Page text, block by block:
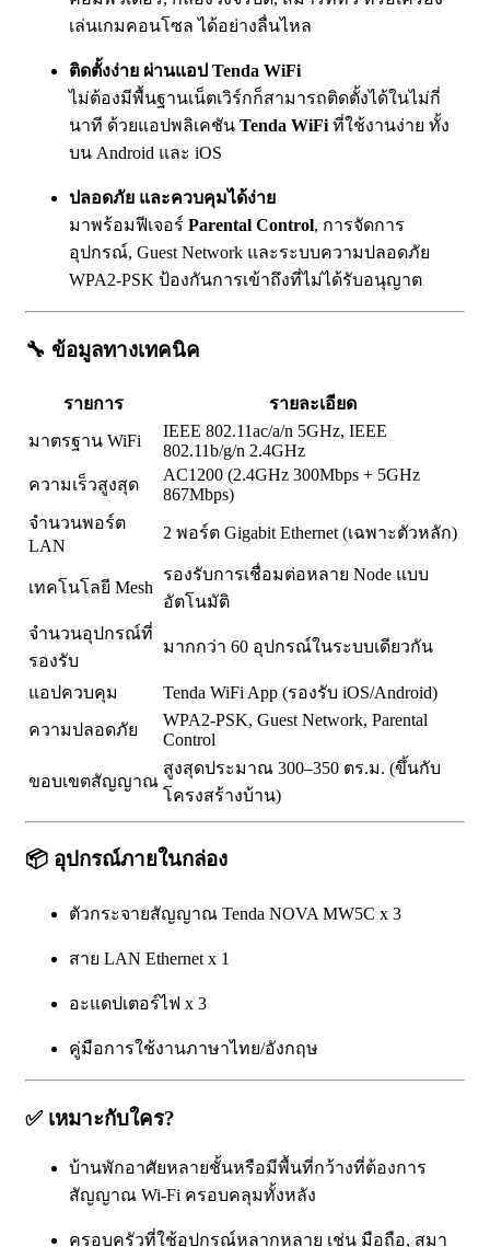
เล่นเกมคอนโซล ได้อย่างลื่นไหล
ติดตั้งง่าย ผ่านแอป Tenda WiFi
ไม่ต้องมีพื้นฐานเน็ตเวิร์กก็สามารถติดตั้งได้ในไม่กี่
นาที ด้วยแอปพลิเคชัน Tenda WiFi ที่ใช้งานง่าย ทั้ง
บน Android และ iOS
ปลอดภัย และควบคุมได้ง่าย
มาพร้อมฟีเจอร์ Parental Control, การจัดการ
อุปกรณ์, Guest Network และระบบความปลอดภัย
WPA2-PSK ป้องกันการเข้าถึงที่ไม่ได้รับอนุญาต
🔧 ข้อมูลทางเทคนิค
รายการ
รายละเอียด
มาตรฐาน WiFi
IEEE 802.11ac/a/n 5GHz, IEEE
802.11b/g/n 2.4GHz
ความเร็วสูงสุด
AC1200 (2.4GHz 300Mbps + 5GHz
867Mbps)
จำนวนพอร์ต
LAN
2 พอร์ต Gigabit Ethernet (เฉพาะตัวหลัก)
เทคโนโลยี Mesh
รองรับการเชื่อมต่อหลาย Node แบบ
อัตโนมัติ
จำนวนอุปกรณ์ที่
รองรับ
มากกว่า 60 อุปกรณ์ในระบบเดียวกัน
แอปควบคุม
Tenda WiFi App (รองรับ iOS/Android)
ความปลอดภัย
WPA2-PSK, Guest Network, Parental
Control
ขอบเขตสัญญาณ
สูงสุดประมาณ 300–350 ตร.ม. (ขึ้นกับ
โครงสร้างบ้าน)
📦 อุปกรณ์ภายในกล่อง
ตัวกระจายสัญญาณ Tenda NOVA MW5C x 3
สาย LAN Ethernet x 1
อะแดปเตอร์ไฟ x 3
คู่มือการใช้งานภาษาไทย/อังกฤษ
✅ เหมาะกับใคร?
บ้านพักอาศัยหลายชั้นหรือมีพื้นที่กว้างที่ต้องการ
สัญญาณ Wi-Fi ครอบคลุมทั้งหลัง
ครอบครัวที่ใช้อุปกรณ์หลากหลาย เช่น มือถือ, สมา